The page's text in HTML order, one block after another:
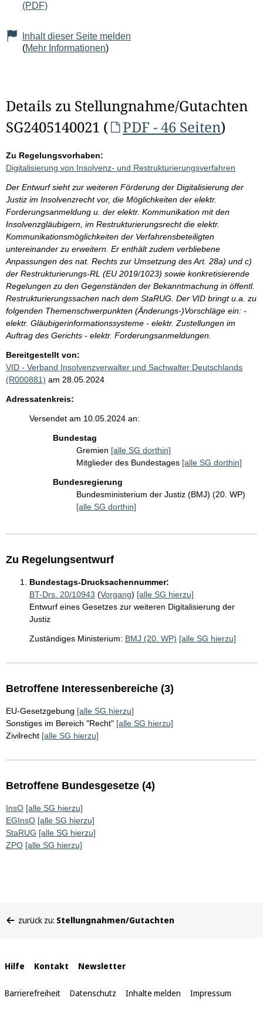
(PDF)
Inhalt dieser Seite melden
(Mehr Informationen)
Details zu Stellungnahme/Gutachten
SG2405140021 (
PDF - 46 Seiten)
Zu Regelungsvorhaben:
Digitalisierung von Insolvenz- und Restrukturierungsverfahren
Der Entwurf sieht zur weiteren Förderung der Digitalisierung der
Justiz im Insolvenzrecht vor, die Möglichkeiten der elektr.
Forderungsanmeldung u. der elektr. Kommunikation mit den
Insolvenzgläubigern, im Restrukturierungsrecht die elektr.
Kommunikationsmöglichkeiten der Verfahrensbeteiligten
untereinander zu erweitern. Er enthält zudem verbliebene
Anpassungen des nat. Rechts zur Umsetzung des Art. 28a) und c)
der Restrukturierungs-RL (EU 2019/1023) sowie konkretisierende
Regelungen zu den Gegenständen der Bekanntmachung in öffentl.
Restrukturierungssachen nach dem StaRUG. Der VID bringt u.a. zu
folgenden Themenschwerpunkten (Änderungs-)Vorschläge ein: -
elektr. Gläubigerinformationssysteme - elektr. Zustellungen im
Auftrag des Gerichts - elektr. Forderungsanmeldungen.
Bereitgestellt von:
VID - Verband Insolvenzverwalter und Sachwalter Deutschlands
(R000881) am 28.05.2024
Adressatenkreis:
Versendet am 10.05.2024 an:
Bundestag
Gremien [alle SG dorthin]
Mitglieder des Bundestages [alle SG dorthin]
Bundesregierung
Bundesministerium der Justiz (BMJ) (20. WP)
[alle SG dorthin]
Zu Regelungsentwurf
Bundestags-Drucksachennummer:
BT-Drs. 20/10943 (Vorgang) [alle SG hierzu]
Entwurf eines Gesetzes zur weiteren Digitalisierung der
Justiz
Zuständiges Ministerium: BMJ (20. WP) [alle SG hierzu]
Betroffene Interessenbereiche (3)
EU-Gesetzgebung [alle SG hierzu]
Sonstiges im Bereich "Recht" [alle SG hierzu]
Zivilrecht [alle SG hierzu]
Betroffene Bundesgesetze (4)
InsO [alle SG hierzu]
EGInsO [alle SG hierzu]
StaRUG [alle SG hierzu]
ZPO [alle SG hierzu]
befinden
zurück zu: Stellungnahmen/Gutachten
Interne
Links
Hilfe Kontakt Newsletter
Barrierefreiheit Datenschutz Inhalte melden Impressum